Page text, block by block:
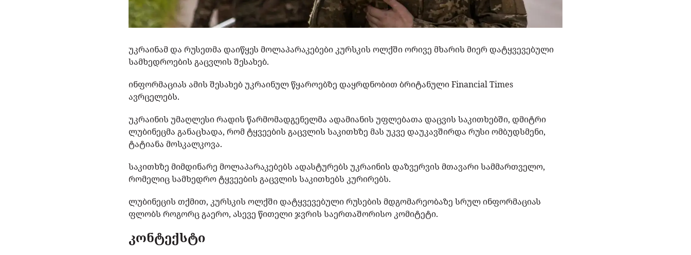
უკრაინამ და რუსეთმა დაიწყეს მოლაპარაკებები კურსკის ოლქში ორივე მხარის მიერ დატყვევებული
სამხედროების გაცვლის შესახებ.
ინფორმაციას ამის შესახებ უკრაინულ წყაროებზე დაყრდნობით ბრიტანული Financial Times
ავრცელებს.
უკრაინის უმაღლესი რადის წარმომადგენელმა ადამიანის უფლებათა დაცვის საკითხებში, დმიტრი
ლუბინეცმა განაცხადა, რომ ტყვეების გაცვლის საკითხზე მას უკვე დაუკავშირდა რუსი ომბუდსმენი,
ტატიანა მოსკალკოვა.
საკითხზე მიმდინარე მოლაპარაკებებს ადასტურებს უკრაინის დაზვერვის მთავარი სამმართველო,
რომელიც სამხედრო ტყვეების გაცვლის საკითხებს კურირებს.
ლუბინეცის თქმით, კურსკის ოლქში დატყვევებული რუსების მდგომარეობაზე სრულ ინფორმაციას
ფლობს როგორც გაერო, ასევე წითელი ჯვრის საერთაშორისო კომიტეტი.
კონტექსტი